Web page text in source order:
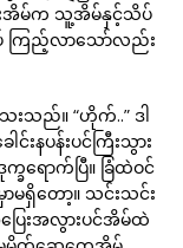
အိမ်က သူ့အိမ်နှင့်သိပ်
ပ် ကြည့်လာသော်လည်း
သည်။ “ဟိုက်..” ဒါ
နပန်းပင်ကြီးသွား
ရောက်ပြီ။ ခြံထဲဝင်
မရှိတော့။ သင်းသင်း
ေးအလွားပင်အိမ်ထဲ